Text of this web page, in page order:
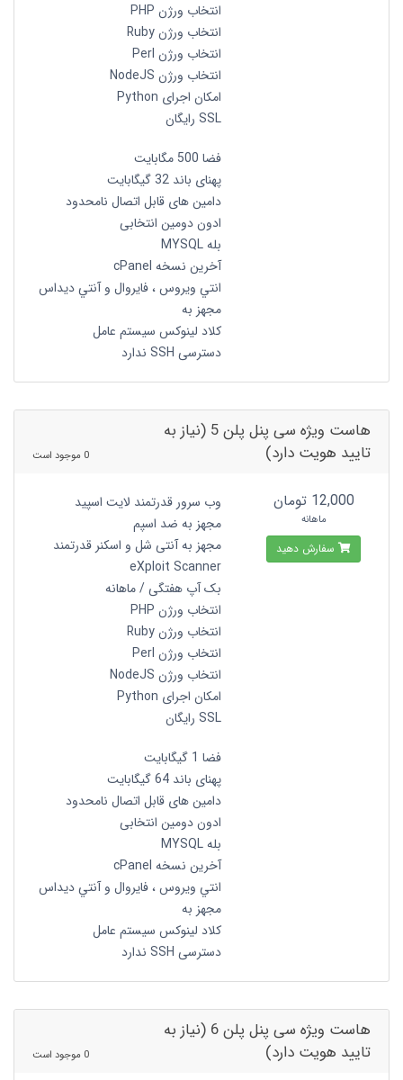
انتخاب ورژن PHP
انتخاب ورژن Ruby
انتخاب ورژن Perl
انتخاب ورژن NodeJS
امکان اجرای Python
SSL رایگان
فضا 500 مگابایت
پهنای باند 32 گیگابایت
دامین های قابل اتصال نامحدود
ادون دومین انتخابی
بله MYSQL
آخرین نسخه cPanel
انتي ويروس ، فايروال و آنتي ديداس
مجهز به
کلاد لینوکس سیستم عامل
دسترسی SSH ندارد
هاست ویژه سی پنل پلن 5 (نیاز به
تایید هویت دارد)
0 موجود است
وب سرور قدرتمند لایت اسپید
مجهز به ضد اسپم
مجهز به آنتی شل و اسکنر قدرتمند
eXploit Scanner
بک آپ هفتگی / ماهانه
انتخاب ورژن PHP
انتخاب ورژن Ruby
انتخاب ورژن Perl
انتخاب ورژن NodeJS
امکان اجرای Python
SSL رایگان
فضا 1 گیگابایت
پهنای باند 64 گیگابایت
دامین های قابل اتصال نامحدود
ادون دومین انتخابی
بله MYSQL
آخرین نسخه cPanel
انتي ويروس ، فايروال و آنتي ديداس
مجهز به
کلاد لینوکس سیستم عامل
دسترسی SSH ندارد
12,000 تومان
ماهانه
سفارش دهید
هاست ویژه سی پنل پلن 6 (نیاز به
تایید هویت دارد)
0 موجود است